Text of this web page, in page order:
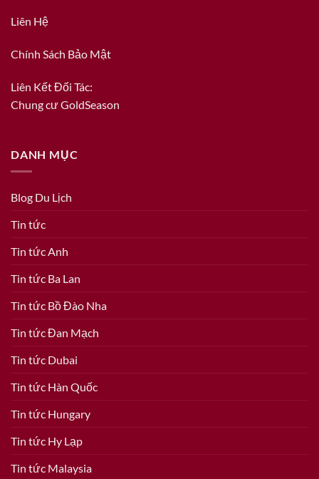
Liên Hệ
Chính Sách Bảo Mật
Liên Kết Đối Tác:
Chung cư GoldSeason
DANH MỤC
Blog Du Lịch
Tin tức
Tin tức Anh
Tin tức Ba Lan
Tin tức Bồ Đào Nha
Tin tức Đan Mạch
Tin tức Dubai
Tin tức Hàn Quốc
Tin tức Hungary
Tin tức Hy Lạp
Tin tức Malaysia